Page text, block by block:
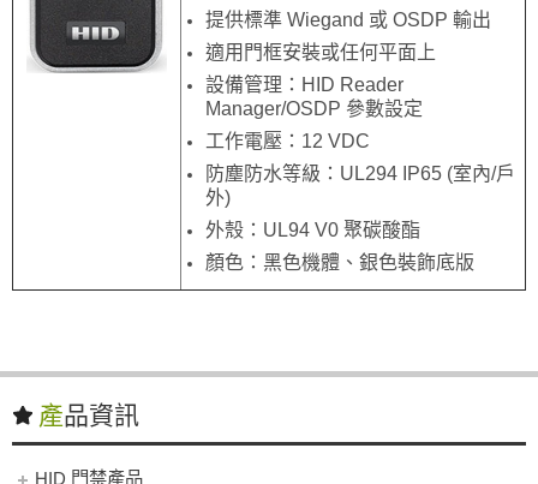
提供標準 Wiegand 或 OSDP 輸出
適用門框安裝或任何平面上
設備管理：HID Reader
Manager/OSDP 參數設定
工作電壓：12 VDC
防塵防水等級：UL294 IP65 (室內/戶
外)
外殼：UL94 V0 聚碳酸酯
顏色：黑色機體、銀色裝飾底版
產品資訊
HID 門禁產品